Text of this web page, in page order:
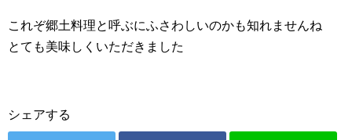
これぞ郷土料理と呼ぶにふさわしいのかも知れませんね
とても美味しくいただきました
シェアする